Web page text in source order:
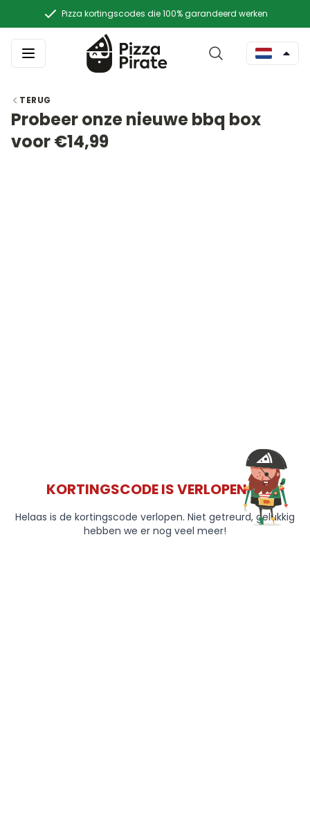
Pizza kortingscodes die 100% garandeerd werken
TERUG
Probeer onze nieuwe bbq box
voor €14,99
KORTINGSCODE IS VERLOPEN 😞
Helaas is de kortingscode verlopen. Niet getreurd, gelukkig
hebben we er nog veel meer!